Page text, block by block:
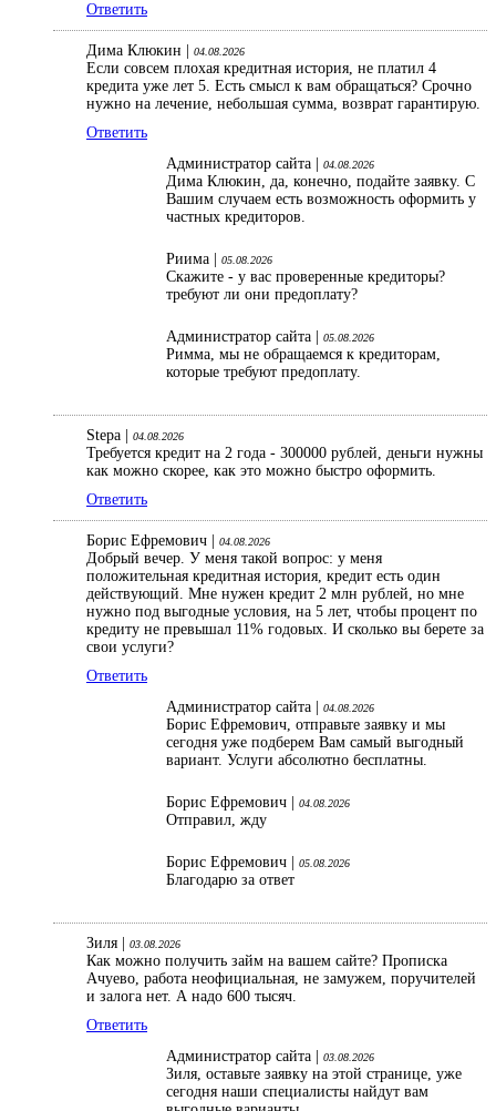
Ответить
Дима Клюкин | 04.08.2026
Если совсем плохая кредитная история, не платил 4
кредита уже лет 5. Есть смысл к вам обращаться? Срочно
нужно на лечение, небольшая сумма, возврат гарантирую.
Ответить
Администратор сайта |
04.08.2026
Дима Клюкин, да, конечно, подайте заявку. С
Вашим случаем есть возможность оформить у
частных кредиторов.
Риима | 05.08.2026
Скажите - у вас проверенные кредиторы?
требуют ли они предоплату?
Администратор сайта | 05.08.2026
Римма, мы не обращаемся к кредиторам,
которые требуют предоплату.
Stepa | 04.08.2026
Требуется кредит на 2 года - 300000 рублей, деньги нужны
как можно скорее, как это можно быстро оформить.
Ответить
Борис Ефремович | 04.08.2026
Добрый вечер. У меня такой вопрос: у меня
положительная кредитная история, кредит есть один
действующий. Мне нужен кредит 2 млн рублей, но мне
нужно под выгодные условия, на 5 лет, чтобы процент по
кредиту не превышал 11% годовых. И сколько вы берете за
свои услуги?
Ответить
Администратор сайта |
04.08.2026
Борис Ефремович, отправьте заявку и мы
сегодня уже подберем Вам самый выгодный
вариант. Услуги абсолютно бесплатны.
Борис Ефремович | 04.08.2026
Отправил, жду
Борис Ефремович | 05.08.2026
Благодарю за ответ
Зиля | 03.08.2026
Как можно получить займ на вашем сайте? Прописка
Ачуево, работа неофициальная, не замужем, поручителей
и залога нет. А надо 600 тысяч.
Ответить
Администратор сайта |
03.08.2026
Зиля, оставьте заявку на этой странице, уже
сегодня наши специалисты найдут вам